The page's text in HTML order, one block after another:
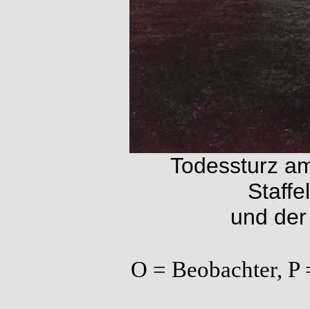
Todessturz
und
O = Beobachter,